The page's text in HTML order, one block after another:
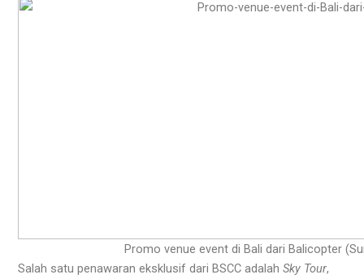
Promo venue event di Bali dari Balicopter
Salah satu penawaran eksklusif dari BSCC adalahSky Tour,